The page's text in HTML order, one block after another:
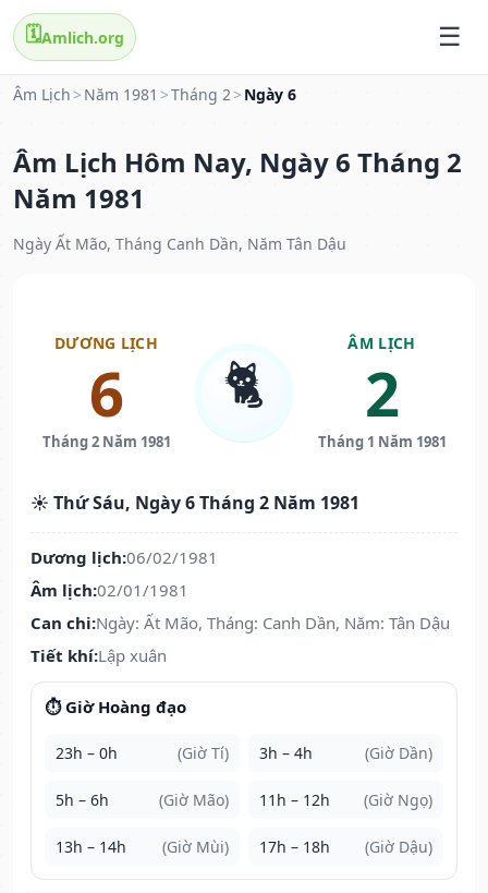
🗓️Amlich.org
Âm Lịch > Năm 1981 >Tháng 2> Ngày 6
Âm Lịch Hôm Nay, Ngày 6 Tháng 2
Năm 1981
Ngày Ất Mão, Tháng Canh Dần, Năm Tân Dậu
DƯƠNG LỊCH
6
Tháng 2 Năm 1981
🐈
ÂM LỊCH
2
Tháng 1 Năm 1981
☀️ Thứ Sáu, Ngày 6 Tháng 2 Năm 1981
Dương lịch:06/02/1981
Âm lịch:02/01/1981
Can chi:Ngày: Ất Mão, Tháng: Canh Dần, Năm: Tân Dậu
Tiết khí:Lập xuân
⏱️ Giờ Hoàng đạo
23h – 0h (Giờ Tí) 3h – 4h (Giờ Dần)
5h – 6h (Giờ Mão) 11h – 12h (Giờ Ngọ)
13h – 14h (Giờ Mùi) 17h – 18h (Giờ Dậu)